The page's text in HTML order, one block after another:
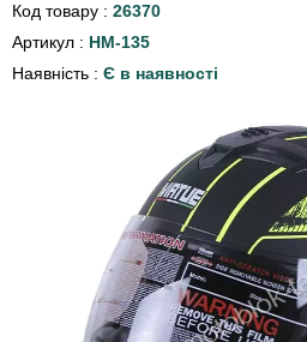
Код товару : 26370
Артикул : HM-135
Наявність : Є в наявності